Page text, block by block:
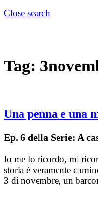
Close search
Tag:
Una penna e una
Ep. 6 della Serie: A
Io me lo ricordo, mi
storia è veramente
3 di novembre, un